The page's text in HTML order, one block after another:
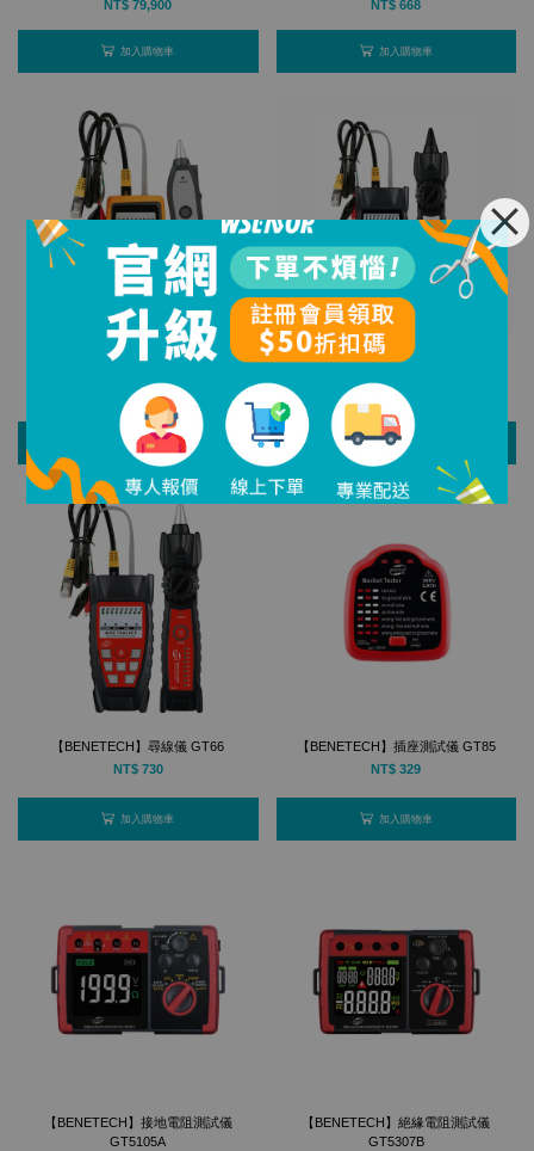
NT$ 79,900
加入購物車
NT$ 668
加入購物車
【BENETECH】抗干擾型尋線儀
NT$ 598
加入購物車
【BENETECH】尋線儀 GT67
加入購物車
【BENETECH】尋線儀 GT66
NT$ 730
加入購物車
【BENETECH】插座測試儀 GT85
NT$ 329
加入購物車
【BENETECH】接地電阻測試儀
GT5105A
【BENETECH】絕緣電阻測試儀
GT5307B